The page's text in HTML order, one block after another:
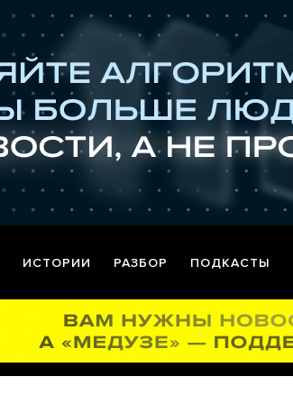
ИСТОРИИ РАЗБОР ПОДКАСТЫ